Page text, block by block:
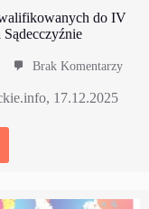
do IV
Brak Komentarzy
17.12.2025